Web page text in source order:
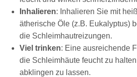
Inhalieren: Inhalieren Sie mit
ätherische Öle (z.B. Eukalyptus)
die Schleimhautreizungen.
Viel trinken: Eine ausreichende
die Schleimhäute feucht zu
abklingen zu lassen.